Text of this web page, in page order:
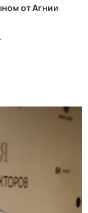
от Агнии